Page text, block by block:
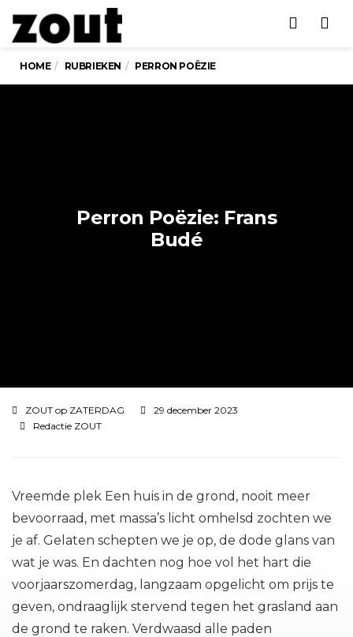
HOME RUBRIEKEN PERRON POËZIE
Perron Poëzie: Frans
Budé
ZOUT op ZATERDAG
29 december 2023
Redactie ZOUT
Vreemde plek Een huis in de grond, nooit meer
bevoorraad, met massa’s licht omhelsd zochten we
je af. Gelaten schepten we je op, de dode glans van
wat je was. En dachten nog hoe vol het hart die
voorjaarszomerdag, langzaam opgelicht om prijs te
geven, ondraaglijk stervend tegen het grasland aan
de grond te raken. Verdwaasd alle paden